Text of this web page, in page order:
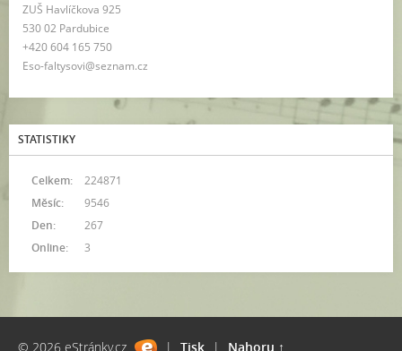
ZUŠ Havlíčkova 925
530 02 Pardubice
+420 604 165 750
Eso-faltysovi@seznam.cz
STATISTIKY
Online: 3
Celkem:
224871
Měsíc:
9546
Den:
267
© 2026 eStránky.cz | Tisk | Nahoru ↑